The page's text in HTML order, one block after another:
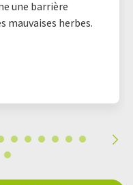
une barrière
mauvaises herbes.